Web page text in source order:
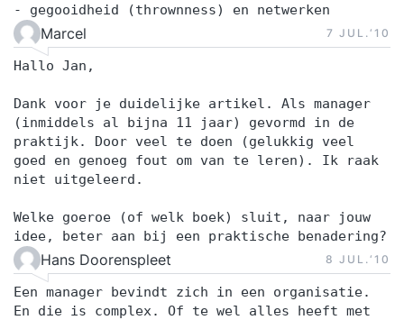
- gegooidheid (thrownness) en netwerken
Marcel 7 JUL.‘10
Hallo Jan,
Dank voor je duidelijke artikel. Als manager
(inmiddels al bijna 11 jaar) gevormd in de
praktijk. Door veel te doen (gelukkig veel
goed en genoeg fout om van te leren). Ik raak
niet uitgeleerd.
Welke goeroe (of welk boek) sluit, naar jouw
idee, beter aan bij een praktische benadering?
Hans Doorenspleet 8 JUL.‘10
Een manager bevindt zich in een organisatie.
En die is complex. Of te wel alles heeft met